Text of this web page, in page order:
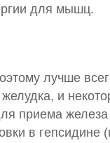
для мышц.
лучше
и
приема
в гепсидине